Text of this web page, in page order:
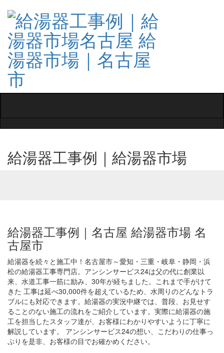
給湯器工事例｜給湯器市場
給湯器工事例｜名古屋 給湯器市場 名
古屋市
給湯器を続々と施工中！名古屋市～愛知・三重・岐阜・静岡・浜
松の給湯器工事専門店。アンシンサービス24は父の代に創業以
来、水道工事一筋に励み、30年が経ちました。これまで手がけて
きた 工事は延べ30,000件を超えているため、水周りのどんなトラ
ブルにも対応できます。給湯器の実況中継では、普段、お見せす
ることのない施工の流れをご紹介しています。実際に給湯器の施
工を担当したスタッフ達が、お客様にわかりやすいように丁寧に
解説しています。 アンシンサービス24の想い、こだわりの仕事っ
ぷりを是非、お客様の目でお確かめください。